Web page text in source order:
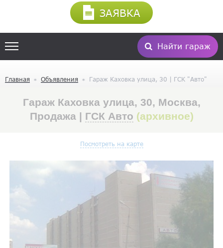
Найти гараж
ЗАЯВКА
Главная Объявления Гараж Каховка улица, 30 | ГСК "Авто"
Гараж Каховка улица, 30, Москва,
Продажа | ГСК Авто (архивное)
Посмотреть на карте